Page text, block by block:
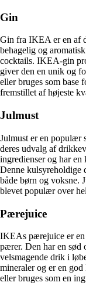
Gin
Gin fra IKEA er en af
behagelig og
cocktails. IKEA-gin
giver den en unik og
eller bruges som
fremstillet af højeste
Julmust
Julmust er en populær
deres udvalg af
ingredienser og har
Denne kulsyreholdige
både børn og voksne.
blevet populær over
Pærejuice
IKEAs pærejuice er
pærer. Den har en sød
velsmagende drik i
mineraler og er en
eller bruges som en